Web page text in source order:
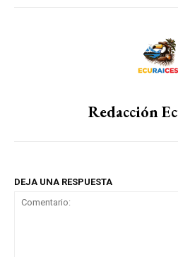
Redacción
DEJA UNA RESPUESTA